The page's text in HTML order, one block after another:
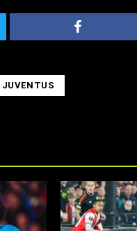
JUVENTUS